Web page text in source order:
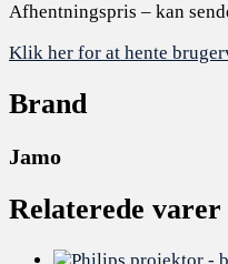
Afhentningspris – kan
Klik her for at hente
Brand
Jamo
Relaterede varer